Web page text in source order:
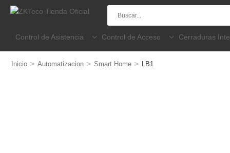
Control de Asistencia Control de Acceso Cerraduras
Inicio > Automatizacion > Smart Home > LB1